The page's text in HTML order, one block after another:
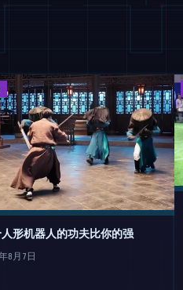
形机器人的功夫比你的强
8月7日